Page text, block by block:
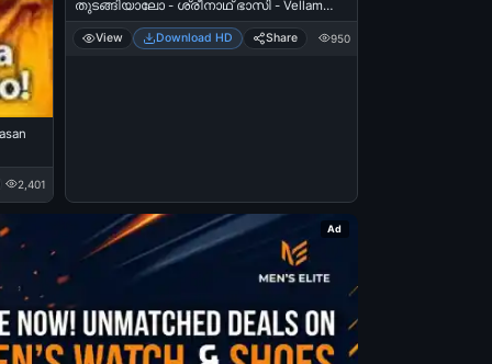
2,401
തുടങ്ങിയാലോ - ശ്രീനാഥ് ഭാസി - Vellam
Vanna Sthithikku Vallam Kali Thudangiyaalo -
Sreenath Bhasi in Honey Bee
View Download HD Share 950
Ad